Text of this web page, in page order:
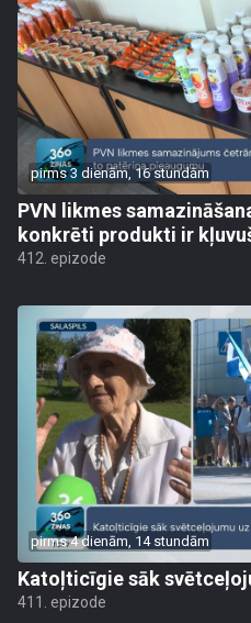
pirms 3 dienām, 16 stundām
PVN likmes
konkrēti produkti ir
412. epizode
pirms 4 dienām, 14 stundām
Katoļticīgie sāk
411. epizode